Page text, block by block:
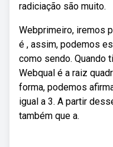
radiciação são muito.
Webprimeiro, iremos
é , assim, podemos
como sendo. Quando
Webqual é a raiz
forma, podemos
igual a 3. A partir
também que a.